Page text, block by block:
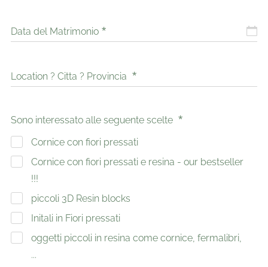
Data del Matrimonio
Location ? Citta ? Provincia
Sono interessato alle seguente scelte
Cornice con fiori pressati
Cornice con fiori pressati e resina - our bestseller
!!!
piccoli 3D Resin blocks
Initali in Fiori pressati
oggetti piccoli in resina come cornice, fermalibri,
...